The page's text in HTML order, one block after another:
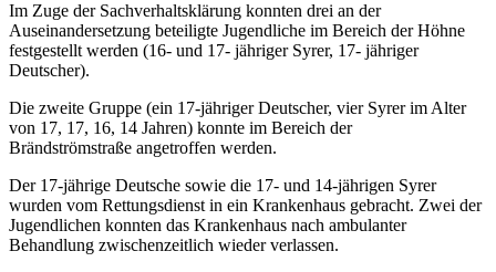
Im Zuge der Sachverhaltsklärung konnten drei an der
Auseinandersetzung beteiligte Jugendliche im Bereich der Höhne
festgestellt werden (16- und 17- jähriger Syrer, 17- jähriger
Deutscher).
Die zweite Gruppe (ein 17-jähriger Deutscher, vier Syrer im Alter
von 17, 17, 16, 14 Jahren) konnte im Bereich der
Brändströmstraße angetroffen werden.
Der 17-jährige Deutsche sowie die 17- und 14-jährigen Syrer
wurden vom Rettungsdienst in ein Krankenhaus gebracht. Zwei der
Jugendlichen konnten das Krankenhaus nach ambulanter
Behandlung zwischenzeitlich wieder verlassen.